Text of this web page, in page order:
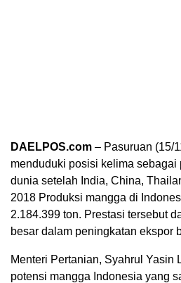
DAELPOS.com – Pasuruan (15/
menduduki posisi kelima sebagai
dunia setelah India, China,
2018 Produksi mangga di
2.184.399 ton. Prestasi tersebut
besar dalam peningkatan ekspor
Menteri Pertanian, Syahrul Yasin
potensi mangga Indonesia yang